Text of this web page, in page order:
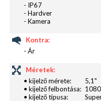
- IP67
- Hardver
- Kamera
Kontra:
- Ár
Méretek:
• kijelző mérete:
5,1"
• kijelző felbontása:
• kijelző típusa: